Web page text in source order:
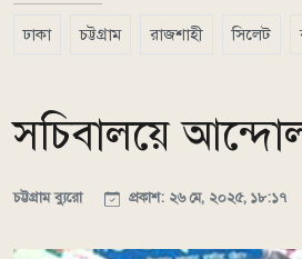
ঢাকা চট্টগ্রাম রাজশাহী সিলেট
সচিবালয়ে
চট্টগ্রাম ব্যুরো প্রকাশ: ২৬ মে, ২০২৫, ১৮:১৭